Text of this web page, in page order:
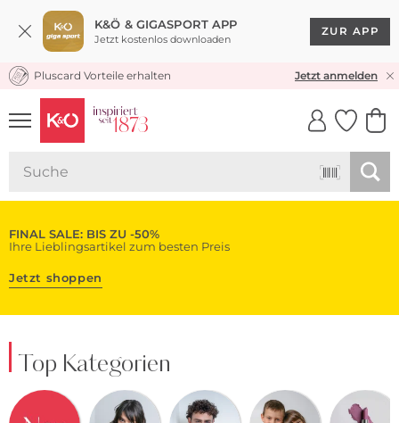
K&Ö & GIGASPORT APP
Jetzt kostenlos downloaden
ZUR APP
KOSTENLOSER VERSAND* & RÜCKVERSAND
Pluscard Vorteile erhalten Jetzt anmelden
UNSERE APP
CLICK &
FINAL SALE: BIS ZU -50%
Ihre Lieblingsartikel zum besten Preis
Jetzt shoppen
Top Kategorien